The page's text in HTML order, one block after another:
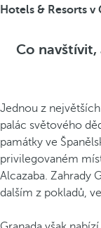
Hotels & Resorts v
Co
Jednou z
palác světového
památky ve
privilegovaném
Alcazaba. Zahrady
dalším z pokladů,